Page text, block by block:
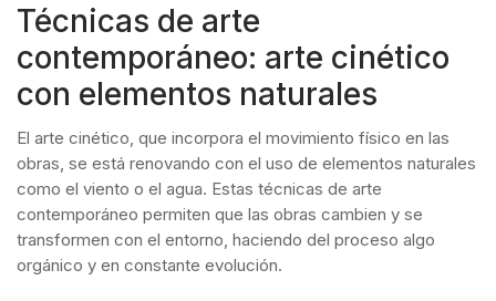
Técnicas de arte
contemporáneo: arte cinético
con elementos naturales
El arte cinético, que incorpora el movimiento físico en las
obras, se está renovando con el uso de elementos naturales
como el viento o el agua. Estas técnicas de arte
contemporáneo permiten que las obras cambien y se
transformen con el entorno, haciendo del proceso algo
orgánico y en constante evolución.